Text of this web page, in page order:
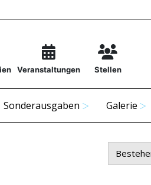
Veranstaltungen Stellen
Sonderausgaben Galerie